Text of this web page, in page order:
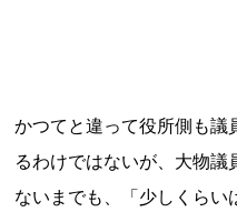
かつてと違って役所側も議
るわけではないが、大物議
ないまでも、「少しくらい